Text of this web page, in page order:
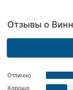
Днепр
Рог
Отзывы о
Отлично
Хорошо